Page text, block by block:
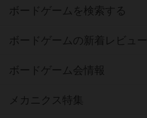
ボードゲームを検索する
ボードゲームの新着レビュー
ボードゲーム会情報
メカニクス特集